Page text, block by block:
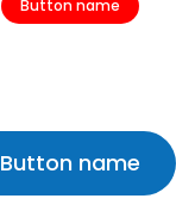
Button name
Button name